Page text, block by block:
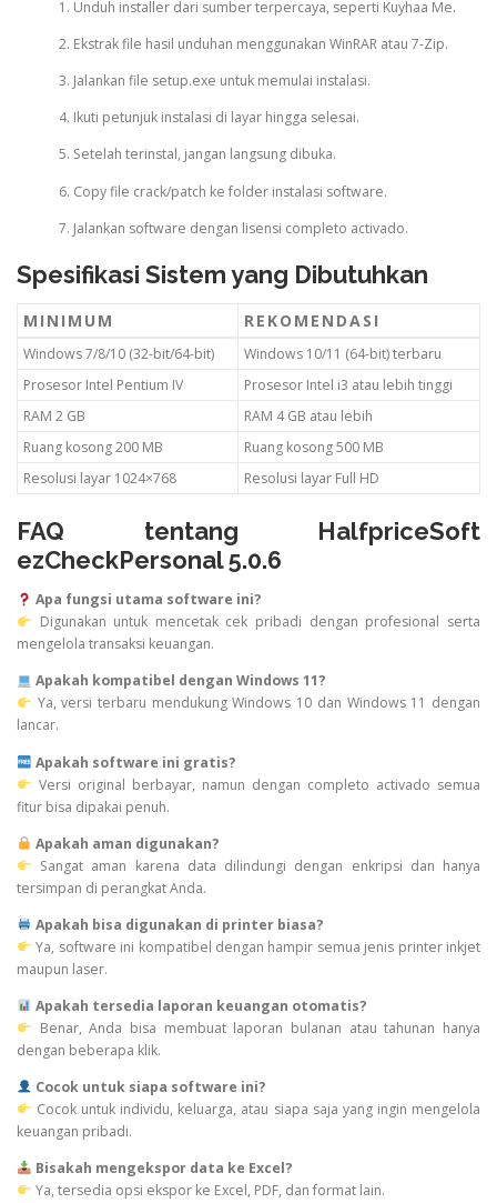
Unduh installer dari sumber terpercaya, seperti Kuyhaa Me.
Ekstrak file hasil unduhan menggunakan WinRAR atau 7-Zip.
Jalankan file setup.exe untuk memulai instalasi.
Ikuti petunjuk instalasi di layar hingga selesai.
Setelah terinstal, jangan langsung dibuka.
Copy file crack/patch ke folder instalasi software.
Jalankan software dengan lisensi completo activado.
Spesifikasi Sistem yang Dibutuhkan
MINIMUM REKOMENDASI
Windows 7/8/10 (32-bit/64-bit)
Windows 10/11 (64-bit) terbaru
Prosesor Intel Pentium IV
Prosesor Intel i3 atau lebih tinggi
RAM 2 GB
RAM 4 GB atau lebih
Ruang kosong 200 MB
Ruang kosong 500 MB
Resolusi layar 1024×768
Resolusi layar Full HD
FAQ tentang HalfpriceSoft
ezCheckPersonal 5.0.6
Apa fungsi utama software ini?
Digunakan untuk mencetak cek pribadi dengan profesional serta
mengelola transaksi keuangan.
Apakah kompatibel dengan Windows 11?
Ya, versi terbaru mendukung Windows 10 dan Windows 11 dengan
lancar.
Apakah software ini gratis?
Versi original berbayar, namun dengan completo activado semua
fitur bisa dipakai penuh.
Apakah aman digunakan?
Sangat aman karena data dilindungi dengan enkripsi dan hanya
tersimpan di perangkat Anda.
Apakah bisa digunakan di printer biasa?
Ya, software ini kompatibel dengan hampir semua jenis printer inkjet
maupun laser.
Apakah tersedia laporan keuangan otomatis?
Benar, Anda bisa membuat laporan bulanan atau tahunan hanya
dengan beberapa klik.
Cocok untuk siapa software ini?
Cocok untuk individu, keluarga, atau siapa saja yang ingin mengelola
keuangan pribadi.
Bisakah mengekspor data ke Excel?
Ya, tersedia opsi ekspor ke Excel, PDF, dan format lain.